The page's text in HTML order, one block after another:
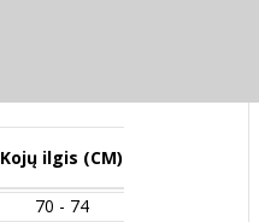
Kojų ilgis (CM)
70 - 74